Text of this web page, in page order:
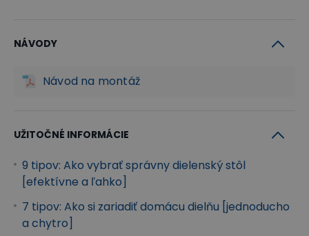
NÁVODY
Návod na montáž
UŽITOČNÉ INFORMÁCIE
9 tipov: Ako vybrať správny dielenský stôl
[efektívne a ľahko]
7 tipov: Ako si zariadiť domácu dielňu [jednoducho
a chytro]